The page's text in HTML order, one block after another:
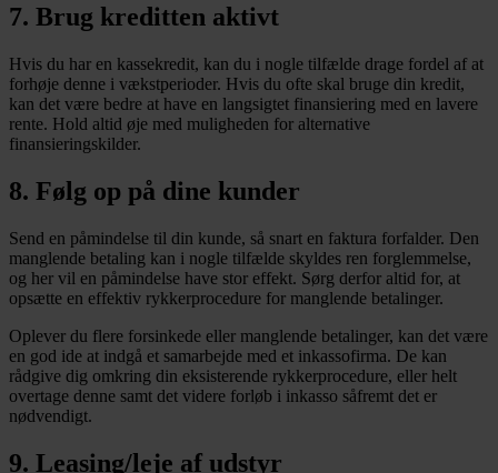
7. Brug kreditten aktivt
Hvis du har en kassekredit, kan du i nogle tilfælde drage fordel af at
forhøje denne i vækstperioder. Hvis du ofte skal bruge din kredit,
kan det være bedre at have en langsigtet finansiering med en lavere
rente. Hold altid øje med muligheden for alternative
finansieringskilder.
8. Følg op på dine kunder
Send en påmindelse til din kunde, så snart en faktura forfalder. Den
manglende betaling kan i nogle tilfælde skyldes ren forglemmelse,
og her vil en påmindelse have stor effekt. Sørg derfor altid for, at
opsætte en effektiv rykkerprocedure for manglende betalinger.
Oplever du flere forsinkede eller manglende betalinger, kan det være
en god ide at indgå et samarbejde med et inkassofirma. De kan
rådgive dig omkring din eksisterende rykkerprocedure, eller helt
overtage denne samt det videre forløb i inkasso såfremt det er
nødvendigt.
9. Leasing/leje af udstyr